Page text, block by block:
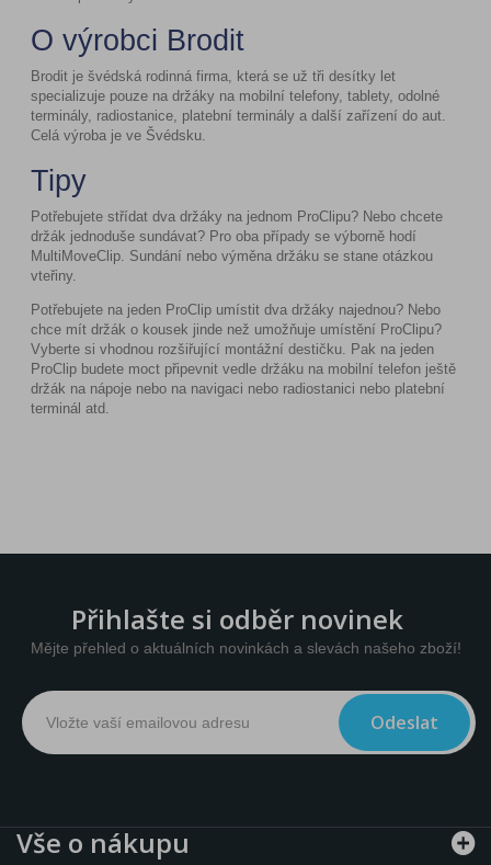
O výrobci Brodit
Brodit je švédská rodinná firma, která se už tři desítky let
specializuje pouze na držáky na mobilní telefony, tablety, odolné
terminály, radiostanice, platební terminály a další zařízení do aut.
Celá výroba je ve Švédsku.
Tipy
Potřebujete střídat dva držáky na jednom ProClipu? Nebo chcete
držák jednoduše sundávat? Pro oba případy se výborně hodí
MultiMoveClip. Sundání nebo výměna držáku se stane otázkou
vteřiny.
Potřebujete na jeden ProClip umístit dva držáky najednou? Nebo
chce mít držák o kousek jinde než umožňuje umístění ProClipu?
Vyberte si vhodnou rozšiřující montážní destičku. Pak na jeden
ProClip budete moct připevnit vedle držáku na mobilní telefon ještě
držák na nápoje nebo na navigaci nebo radiostanici nebo platební
terminál atd.
Přihlašte si odběr novinek
Mějte přehled o aktuálních novinkách a slevách našeho zboží!
Odeslat
Vše o nákupu